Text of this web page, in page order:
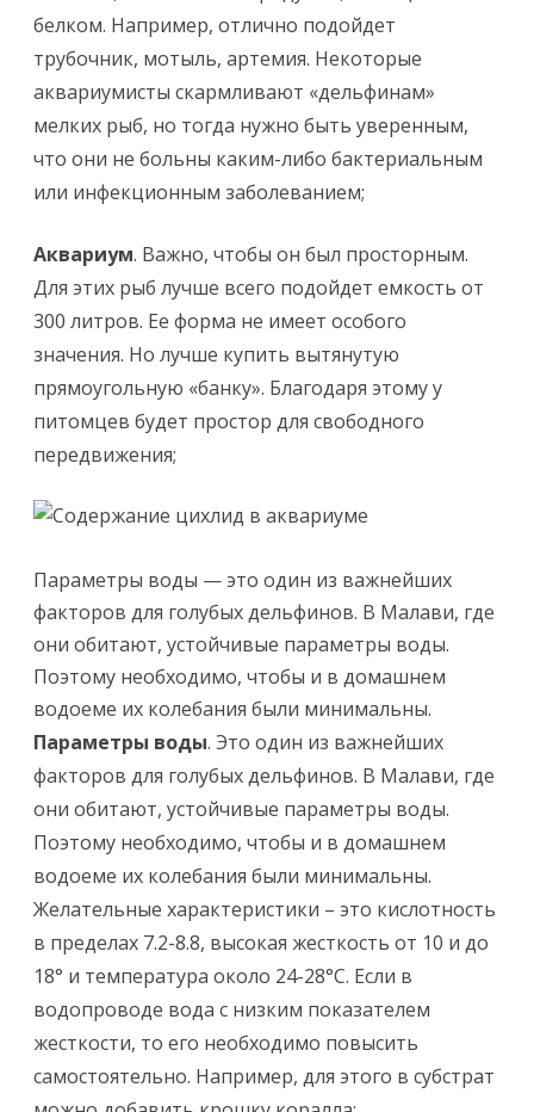
белком. Например, отлично подойдет
трубочник, мотыль, артемия. Некоторые
аквариумисты скармливают «дельфинам»
мелких рыб, но тогда нужно быть уверенным,
что они не больны каким-либо бактериальным
или инфекционным заболеванием;
Аквариум. Важно, чтобы он был просторным.
Для этих рыб лучше всего подойдет емкость от
300 литров. Ее форма не имеет особого
значения. Но лучше купить вытянутую
прямоугольную «банку». Благодаря этому у
питомцев будет простор для свободного
передвижения;
Параметры воды — это один из важнейших
факторов для голубых дельфинов. В Малави, где
они обитают, устойчивые параметры воды.
Поэтому необходимо, чтобы и в домашнем
водоеме их колебания были минимальны.
Параметры воды. Это один из важнейших
факторов для голубых дельфинов. В Малави, где
они обитают, устойчивые параметры воды.
Поэтому необходимо, чтобы и в домашнем
водоеме их колебания были минимальны.
Желательные характеристики – это кислотность
в пределах 7.2-8.8, высокая жесткость от 10 и до
18° и температура около 24-28°С. Если в
водопроводе вода с низким показателем
жесткости, то его необходимо повысить
самостоятельно. Например, для этого в субстрат